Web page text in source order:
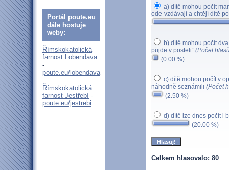
Portál poute.eu
dále hostuje
weby:
Římskokatolická
farnost Lobendava
-
poute.eu/lobendava
Římskokatolická
farnost Jestřebí -
poute.eu/jestrebi
a) dítě mohou počít
ode-vzdávají a chtějí dítě
b) dítě mohou počít
půjde v posteli“ (Počet
(0.00 %)
c) dítě mohou počít v
náhodně seznámili (Počet
(2.50 %)
d) dítě lze dnes počít i
(20.00 %)
Celkem hlasovalo: 80